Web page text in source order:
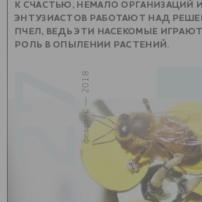
К СЧАСТЬЮ, НЕМАЛО ОРГАНИЗАЦИЙ
ЭНТУЗИАСТОВ РАБОТАЮТ НАД
ПЧЕЛ, ВЕДЬ ЭТИ НАСЕКОМЫЕ
РОЛЬ В ОПЫЛЕНИИ РАСТЕНИЙ.
27
февраль — 2018